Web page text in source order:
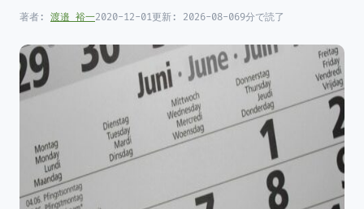
著者: 渡邉 裕一2020-12-01更新: 2026-08-069分で読了